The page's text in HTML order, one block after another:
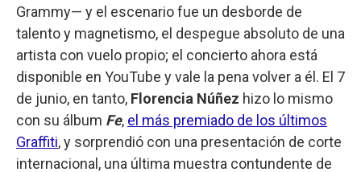
Grammy— y el escenario fue un desborde de
talento y magnetismo, el despegue absoluto de una
artista con vuelo propio; el concierto ahora está
disponible en YouTube y vale la pena volver a él. El 7
de junio, en tanto, Florencia Núñez hizo lo mismo
con su álbum Fe, el más premiado de los últimos
Graffiti, y sorprendió con una presentación de corte
internacional, una última muestra contundente de